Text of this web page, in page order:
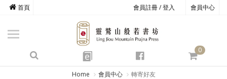
會員註冊 / 登入 會員中心
首頁
e
0
商品總覽
心道書庫
靈鷲叢書
Home 會員中心 轉寄好友